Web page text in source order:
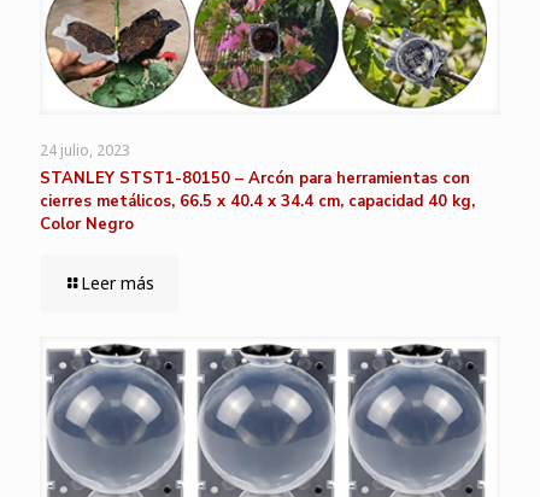
24 julio, 2023
STANLEY STST1-80150 – Arcón para herramientas con
cierres metálicos, 66.5 x 40.4 x 34.4 cm, capacidad 40 kg,
Color Negro
Leer más